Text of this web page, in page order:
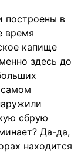
построены в
время
капище
здесь до
самом
сбрую
Да-да,
находится